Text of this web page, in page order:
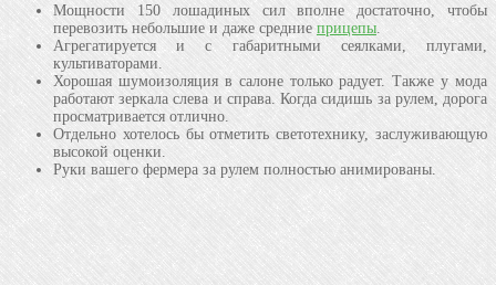
Мощности 150 лошадиных сил вполне достаточно, чтобы
перевозить небольшие и даже средние прицепы
Агрегатируется и с габаритными сеялками, плугами,
культиваторами.
Хорошая шумоизоляция в салоне только радует. Также у мода
работают зеркала слева и справа. Когда сидишь за рулем, дорога
просматривается отлично.
Отдельно хотелось бы отметить светотехнику, заслуживающую
высокой оценки.
Руки вашего фермера за рулем полностью анимированы.